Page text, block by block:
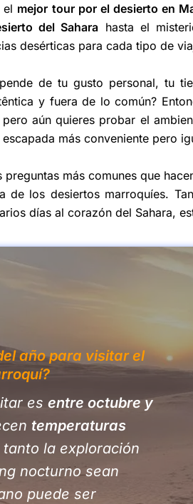
el mejor tour por el desierto en
del Sahara hasta el
desérticas para cada tipo de
de tu gusto personal, tu
y fuera de lo común?
aún quieres probar el
más conveniente pero
más comunes que
los desiertos marroquíes.
días al corazón del Sahara,
año para visitar el
esentre octubre y
temperaturas
la exploración
nocturno sean
puede ser